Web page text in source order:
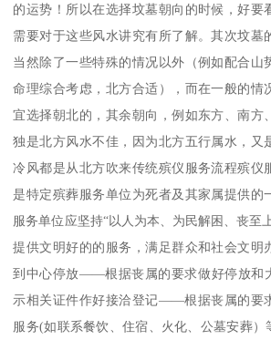
的运势！所以在选择坟墓朝向的时候，好要
需要对于这些风水讲究有所了解。其次坟墓
当然除了一些特殊的情况以外（例如配合山
命理综合考虑，北方合适），而在一般的情
宜选择朝北的，其余朝向，例如东方、南方
独是北方风水不佳，因为北方五行属水，又
冷风都是从北方吹来传统殡仪服务流程殡仪
是特定殡葬服务单位为死者及其家属提供的
服务单位应坚持“以人为本、为民解困、丧至
提供文明好的的服务，满足群众和社会文明
到中心停放——根据丧属的要求做好停放
示相关证件作好接洽登记——根据丧属的要
服务(如联系餐饮、住宿、火化、公墓安葬